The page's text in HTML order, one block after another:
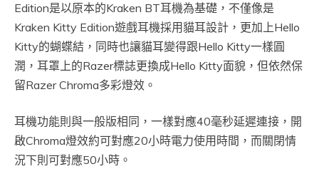
Edition是以原本的Kraken BT耳機為基礎，不僅像是
Kraken Kitty Edition遊戲耳機採用貓耳設計，更加上Hello
Kitty的蝴蝶結，同時也讓貓耳變得跟Hello Kitty一樣圓
潤，耳罩上的Razer標誌更換成Hello Kitty面貌，但依然保
留Razer Chroma多彩燈效。
耳機功能則與一般版相同，一樣對應40毫秒延遲連接，開
啟Chroma燈效約可對應20小時電力使用時間，而關閉情
況下則可對應50小時。